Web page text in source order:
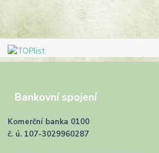
Bankovní spojení
Komerční banka 0100
č. ú. 107-3029960287